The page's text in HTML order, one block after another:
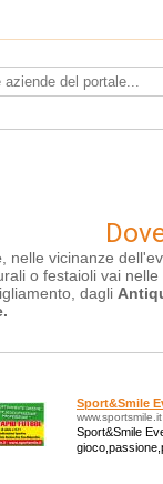
, nelle vicinanze
o festaioli vai nelle
dagli
Sport&Smile
www.sportsmile.it
Sport&Smile